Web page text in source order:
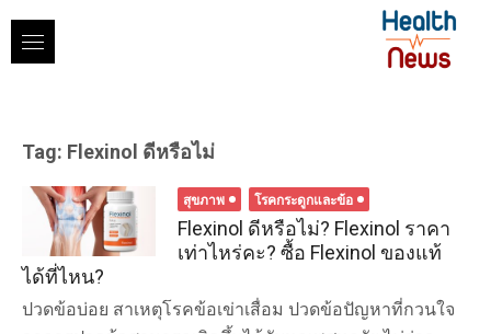
content
Tag: Flexinol ดีหรือไม่
สุขภาพ โรคกระดูกและข้อ
Flexinol ดีหรือไม่? Flexinol ราคา
เท่าไหร่คะ? ซื้อ Flexinol ของแท้
ได้ที่ไหน?
ปวดข้อบ่อย สาเหตุโรคข้อเข่าเสื่อม ปวดข้อปัญหาที่กวนใจ